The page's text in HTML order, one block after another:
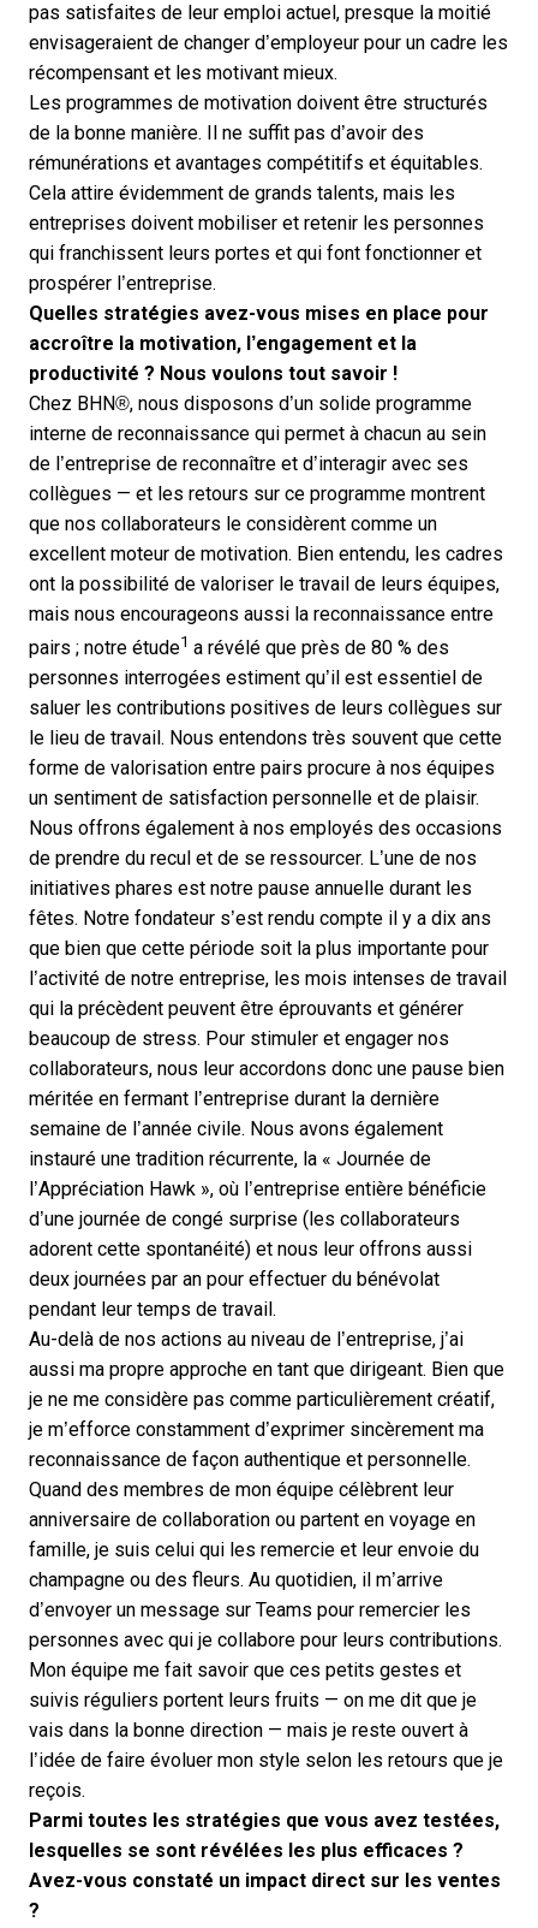
pas satisfaites de leur emploi actuel, presque la moitié
envisageraient de changer d’employeur pour un cadre les
récompensant et les motivant mieux.
Les programmes de motivation doivent être structurés
de la bonne manière. Il ne suffit pas d’avoir des
rémunérations et avantages compétitifs et équitables.
Cela attire évidemment de grands talents, mais les
entreprises doivent mobiliser et retenir les personnes
qui franchissent leurs portes et qui font fonctionner et
prospérer l’entreprise.
Quelles stratégies avez-vous mises en place pour
accroître la motivation, l’engagement et la
productivité ? Nous voulons tout savoir !
Chez BHN®, nous disposons d’un solide programme
interne de reconnaissance qui permet à chacun au sein
de l’entreprise de reconnaître et d’interagir avec ses
collègues — et les retours sur ce programme montrent
que nos collaborateurs le considèrent comme un
excellent moteur de motivation. Bien entendu, les cadres
ont la possibilité de valoriser le travail de leurs équipes,
mais nous encourageons aussi la reconnaissance entre
pairs ; notre étude1 a révélé que près de 80 % des
personnes interrogées estiment qu’il est essentiel de
saluer les contributions positives de leurs collègues sur
le lieu de travail. Nous entendons très souvent que cette
forme de valorisation entre pairs procure à nos équipes
un sentiment de satisfaction personnelle et de plaisir.
Nous offrons également à nos employés des occasions
de prendre du recul et de se ressourcer. L’une de nos
initiatives phares est notre pause annuelle durant les
fêtes. Notre fondateur s’est rendu compte il y a dix ans
que bien que cette période soit la plus importante pour
l’activité de notre entreprise, les mois intenses de travail
qui la précèdent peuvent être éprouvants et générer
beaucoup de stress. Pour stimuler et engager nos
collaborateurs, nous leur accordons donc une pause bien
méritée en fermant l’entreprise durant la dernière
semaine de l’année civile. Nous avons également
instauré une tradition récurrente, la « Journée de
l’Appréciation Hawk », où l’entreprise entière bénéficie
d’une journée de congé surprise (les collaborateurs
adorent cette spontanéité) et nous leur offrons aussi
deux journées par an pour effectuer du bénévolat
pendant leur temps de travail.
Au-delà de nos actions au niveau de l’entreprise, j’ai
aussi ma propre approche en tant que dirigeant. Bien que
je ne me considère pas comme particulièrement créatif,
je m’efforce constamment d’exprimer sincèrement ma
reconnaissance de façon authentique et personnelle.
Quand des membres de mon équipe célèbrent leur
anniversaire de collaboration ou partent en voyage en
famille, je suis celui qui les remercie et leur envoie du
champagne ou des fleurs. Au quotidien, il m’arrive
d’envoyer un message sur Teams pour remercier les
personnes avec qui je collabore pour leurs contributions.
Mon équipe me fait savoir que ces petits gestes et
suivis réguliers portent leurs fruits — on me dit que je
vais dans la bonne direction — mais je reste ouvert à
l’idée de faire évoluer mon style selon les retours que je
reçois.
Parmi toutes les stratégies que vous avez testées,
lesquelles se sont révélées les plus efficaces ?
Avez-vous constaté un impact direct sur les ventes
?